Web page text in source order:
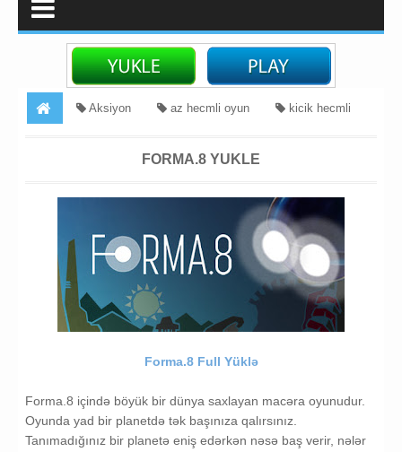
Aksiyon az hecmli oyun kicik hecmli
FORMA.8 YUKLE
Forma.8 Full Yüklə
Forma.8 içində böyük bir dünya saxlayan macəra oyunudur.
Oyunda yad bir planetdə tək başınıza qalırsınız.
Tanımadığınız bir planetə eniş edərkən nəsə baş verir, nələr